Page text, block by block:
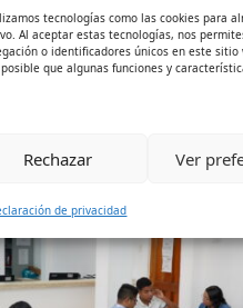
tecnologías como las cookies para
Al aceptar estas tecnologías, nos
o identificadores únicos en este sitio
que algunas funciones y
Rechazar Ver
de privacidad
a la Tecnología y la